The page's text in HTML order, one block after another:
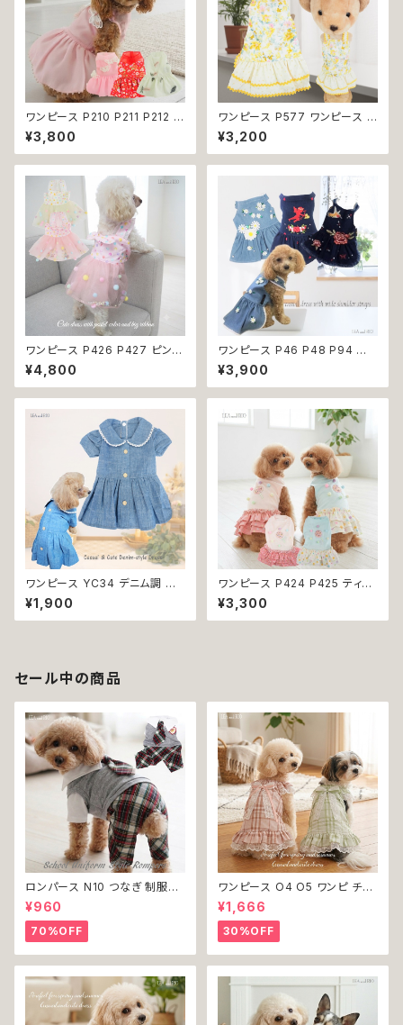
ワンピース P210 P211 P212 犬
イエロー ピンク ホワイト レッド
レモン 蝶 フラワー 猫 ペット 服
犬服 犬の服 犬洋服 犬の洋服
洋服 dog ドッグウェア ドッグウ
エア 女の子 小型犬 おしゃれ か
わいい 可愛い 透け感 コットン
返品交換不可
¥3,800
ワンピース P577 ワンピース ド
レス ハンドメイド 花 スカート ト
ップス ティアードスカート 春 夏
パピー 小型犬 犬 猫 ペット 服
ウェア おしゃれ かわいい お出
かけ 返品交換不可
¥3,200
ワンピース P426 P427 ピンク
ホワイト ハンドメイド ビーズ 揺
れる リボン レース ドッグウェア
春夏 ドッグウエア ドッグ ウェア
プル 犬洋服 猫洋服 春 夏 洋服
女の子 男の子 小型 おしゃれ か
わいい 送料無料 返品交換不可
¥4,800
ワンピース P46 P48 P94 犬
服 フラワー デニム調 トップス ナ
チュラル ハンドメイド ブルー 青
花 パール風 ビーズ ドッグ ウェ
服 犬の服 犬洋服 洋服 女の子
小型 小型犬 猫 おしゃれ かわい
い 返品交換不可
¥3,900
ワンピース YC34 デニム調 紺
レース シンプル 女の子 春 夏
犬 犬服 小型 猫 服 洋服 ペット
dog ドッグウェア おしゃれ かわ
¥1,900
ワンピース P424 P425 ティア
ード ドット 水玉 ハンドメイド ド
ッグウェア 春夏 ドッグウエア ド
ッグ ウェア 犬 猫 ペット 服 犬服
¥3,300
セール中の商品
ロンパース N10 つなぎ 制服風
チェック柄 グレー 灰色 コスチュ
ーム コスプレ ドッグウェア dog
犬 猫 ペット 服 犬服 洋服 オシ
ャレ かわいい 小型犬 返品交換
不可
¥960
70%OFF
ワンピース O4 O5 ワンピ チェ
ック プリーツ レース 女の子 犬
犬服 小型 猫 服 洋服 ペット do
g ドッグウェア おしゃれ かわい
い 返品交換不可
¥1,666
30%OFF